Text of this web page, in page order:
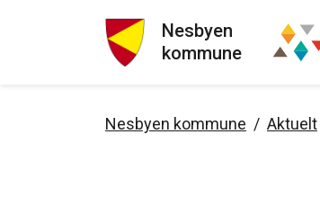
Nesbyen
kommune
Nesbyen kommune Aktuelt